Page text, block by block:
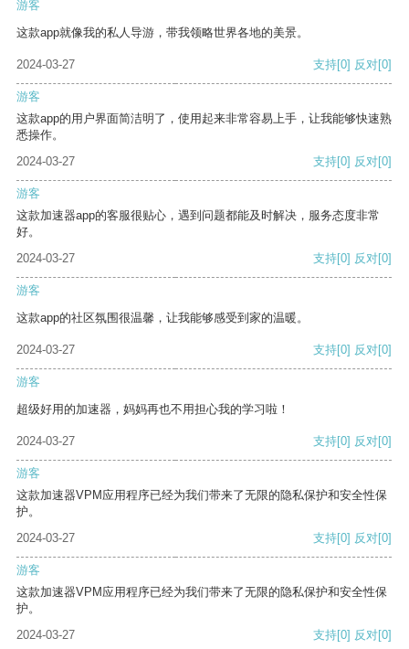
游客
这款app就像我的私人导游，带我领略世界各地的美景。
2024-03-27 支持[0] 反对[0]
游客
这款app的用户界面简洁明了，使用起来非常容易上手，让我能够快速熟
悉操作。
2024-03-27
支持[0] 反对[0]
游客
这款加速器app的客服很贴心，遇到问题都能及时解决，服务态度非常
好。
2024-03-27
支持[0] 反对[0]
游客
这款app的社区氛围很温馨，让我能够感受到家的温暖。
2024-03-27 支持[0] 反对[0]
游客
超级好用的加速器，妈妈再也不用担心我的学习啦！
2024-03-27 支持[0] 反对[0]
游客
这款加速器VPM应用程序已经为我们带来了无限的隐私保护和安全性保
护。
2024-03-27
支持[0] 反对[0]
游客
这款加速器VPM应用程序已经为我们带来了无限的隐私保护和安全性保
护。
2024-03-27
支持[0] 反对[0]